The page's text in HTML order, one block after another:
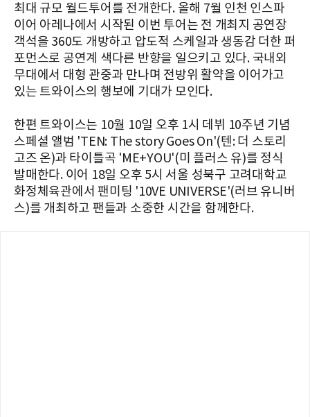
최대 규모 월드투어를 전개한다. 올해 7월 인천 인스파
이어 아레나에서 시작된 이번 투어는 전 개최지 공연장
객석을 360도 개방하고 압도적 스케일과 생동감 더한 퍼
포먼스로 공연계 색다른 반향을 일으키고 있다. 국내외
무대에서 대형 관중과 만나며 전방위 활약을 이어가고
있는 트와이스의 행보에 기대가 모인다.
한편 트와이스는 10월 10일 오후 1시 데뷔 10주년 기념
스페셜 앨범 'TEN: The story Goes On'(텐: 더 스토리
고즈 온)과 타이틀곡 'ME+YOU'(미 플러스 유)를 정식
발매한다. 이어 18일 오후 5시 서울 성북구 고려대학교
화정체육관에서 팬미팅 '10VE UNIVERSE'(러브 유니버
스)를 개최하고 팬들과 소중한 시간을 함께한다.